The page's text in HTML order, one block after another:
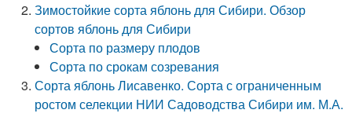
Зимостойкие сорта яблонь для Сибири. Обзор
сортов яблонь для Сибири
Сорта по размеру плодов
Сорта по срокам созревания
Сорта яблонь Лисавенко. Сорта с ограниченным
ростом селекции НИИ Садоводства Сибири им. М.А.